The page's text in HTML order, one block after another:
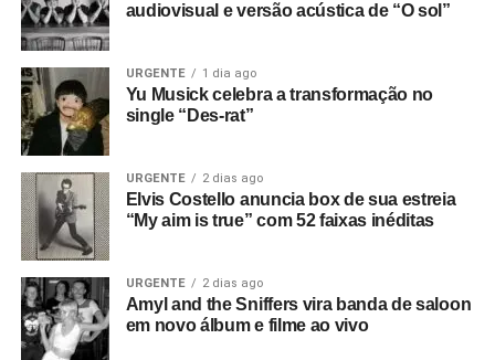
audiovisual e versão acústica de “O sol”
URGENTE 1 dia ago
Yu Musick celebra a transformação no
single “Des-rat”
URGENTE 2 dias ago
Elvis Costello anuncia box de sua estreia
“My aim is true” com 52 faixas inéditas
URGENTE 2 dias ago
Amyl and the Sniffers vira banda de saloon
em novo álbum e filme ao vivo